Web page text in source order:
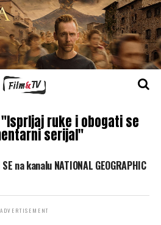
ruke i obogati se
serijal"
na kanalu NATIONAL GEOGRAPHIC
ADVERTISEMENT